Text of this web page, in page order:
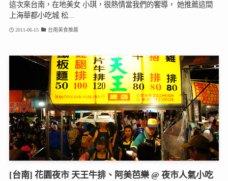
這次來台南，在地美女 小琪，很熱情當我們的饗導， 她推薦這間
上海華都小吃城 松...
2011-06-15 台南美食推薦
[台南] 花園夜市 天王牛排、阿美芭樂 @ 夜市人氣小吃